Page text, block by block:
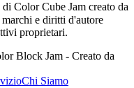
Color Cube Jam creato da
e diritti d'autore
proprietari.
Block Jam - Creato da
Chi Siamo